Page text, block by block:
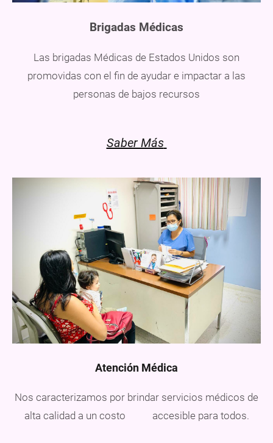
Brigadas Médicas
Las brigadas Médicas de Estados Unidos son
promovidas con el fin de ayudar e impactar a las
personas de bajos recursos
Saber Más
Atención Médica
Nos caracterizamos por brindar servicios médicos de
alta calidad a un costo accesible para todos.